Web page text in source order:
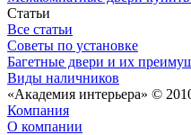
Статьи
Все статьи
Советы по установке
Багетные двери и их
Виды наличников
«Академия интерьера» ©
Компания
О компании